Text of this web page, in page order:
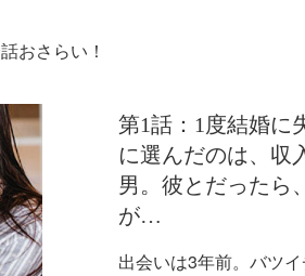
おさらい！
第1話：1度結婚に
に選んだのは、収
男。彼とだったら
が…
出会いは3年前。バツ